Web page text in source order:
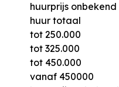
huurprijs onbekend
huur totaal
tot 250.000
tot 325.000
tot 450.000
vanaf 450000